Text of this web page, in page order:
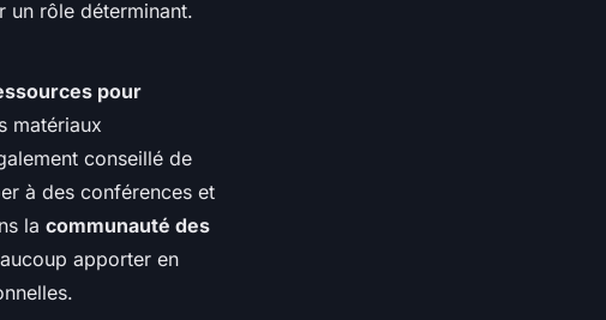
rôle déterminant.
pour
matériaux
conseillé de
à des conférences et
la communauté des
apporter en